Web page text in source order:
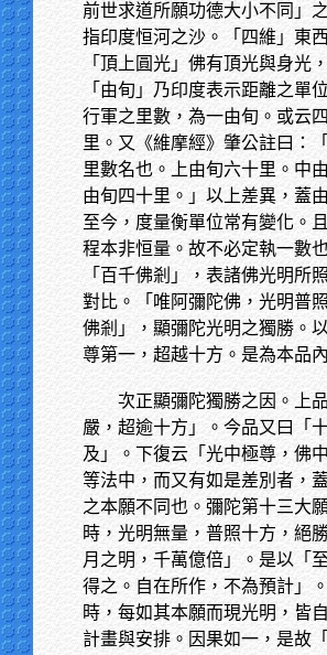
前世求道所願功德大小不同」
指印度恒河之沙。「四維」東
「頂上圓光」佛有頂光與身光
「由旬」乃印度表示距離之單
行軍之里數，為一由旬。或云
里。又《維摩經》肇公註曰：
里數名也。上由旬六十里。中
由旬四十里。」以上差異，蓋
至今，度量衡單位常有變化。
程本非恒量。故不必定執一數
「百千佛剎」，表諸佛光明所
對比。「唯阿彌陀佛，光明普
佛剎」，顯彌陀光明之獨勝。
尊第一，超越十方。是為本品
次正顯彌陀獨勝之因。上
嚴，超逾十方」。今品又曰「
及」。下復云「光中極尊，佛
等法中，而又有如是差別者，
之本願不同也。彌陀第十三大
時，光明無量，普照十方，絕
月之明，千萬億倍」。是以「
得之。自在所作，不為預計」
時，每如其本願而現光明，皆
計畫與安排。因果如一，是故